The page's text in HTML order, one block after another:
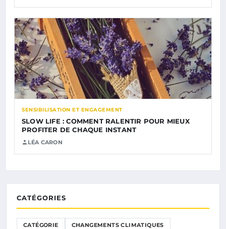
SENSIBILISATION ET ENGAGEMENT
SLOW LIFE : COMMENT RALENTIR POUR MIEUX
PROFITER DE CHAQUE INSTANT
LÉA CARON
CATÉGORIES
CATÉGORIE CHANGEMENTS CLIMATIQUES